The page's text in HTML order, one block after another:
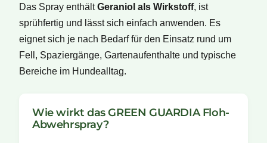
Das Spray enthältGeraniol als Wirkstoff, ist
sprühfertig und lässt sich einfach anwenden. Es
eignet sich je nach Bedarf für den Einsatz rund um
Fell, Spaziergänge, Gartenaufenthalte und typische
Bereiche im Hundealltag.
Wie wirkt das GREEN GUARDIA Floh-
Abwehrspray?